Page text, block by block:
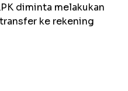
diminta melakukan
ke rekening